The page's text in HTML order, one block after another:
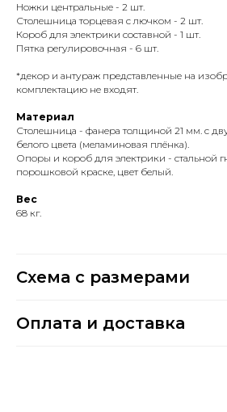
Ножки центральные - 2 шт.
Столешница торцевая с лючком - 2 шт.
Короб для электрики составной - 1 шт.
Пятка регулировочная - 6 шт.
*декор и антураж представленные на
комплектацию не входят.
Материал
Столешница - фанера толщиной 21 мм. с
белого цвета (меламиновая плёнка).
Опоры и короб для электрики - стальной
порошковой краске, цвет белый.
Вес
68 кг.
Схема с размерами
Оплата и доставка